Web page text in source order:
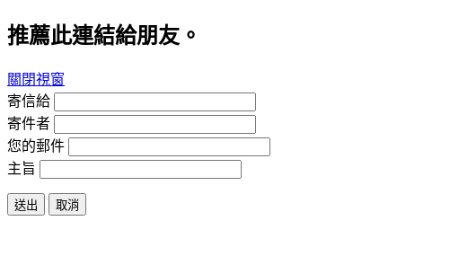
推薦此連結給朋友。
關閉視窗
寄信給
寄件者
您的郵件
主旨
送出 取消